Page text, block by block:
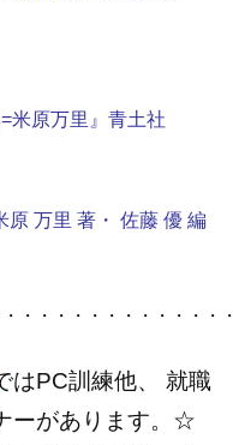
原万里』青土社
原 万里 著・ 佐藤 優 編
・・・・・・・・・・・・
はPC訓練他、 就職
ーがあります。☆